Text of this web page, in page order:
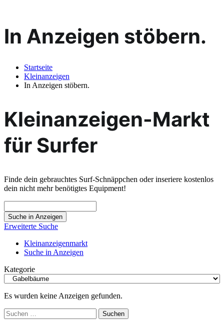
In Anzeigen stöbern.
Startseite
Kleinanzeigen
In Anzeigen stöbern.
Kleinanzeigen-Markt
für Surfer
Finde dein gebrauchtes Surf-Schnäppchen oder inseriere kostenlos
dein nicht mehr benötigtes Equipment!
nach:
Erweiterte Suche
Kleinanzeigenmarkt
Suche in Anzeigen
Kategorie
Es wurden keine Anzeigen gefunden.
Suchen
nach: